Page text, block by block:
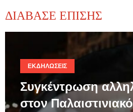
ΔΙΑΒΑΣΕ ΕΠΙΣΗΣ
ΕΚΔΗΛΏΣΕΙΣ
Συγκέντρωση
στον